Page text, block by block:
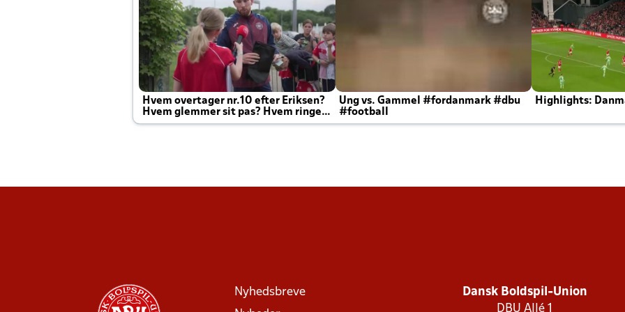
Hvem overtager nr.10 efter Eriksen?
Hvem glemmer sit pas? Hvem ringer
Joachim altid til efter kampe?
Ung vs. Gammel #fordanmark #dbu
#football
Highlights:
Nyhedsbreve
Dansk Boldspil-Union
DBU Allé 1